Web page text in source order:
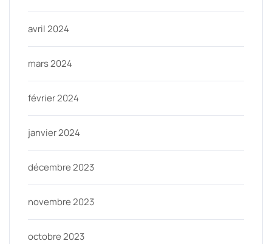
avril 2024
mars 2024
février 2024
janvier 2024
décembre 2023
novembre 2023
octobre 2023